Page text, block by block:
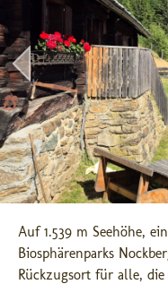
Auf 1.539 m Seehöhe,
Biosphärenparks
Rückzugsort für alle,